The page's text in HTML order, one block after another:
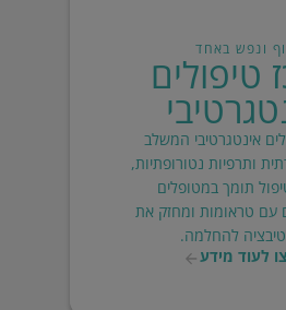
ונפש באחד
טיפולים
אינטגרטיבי המשלב
ותרפיות נטורופתיות,
תומך במטופלים
עם טראומות ומחזק את
להחלמה.
לעוד מידע